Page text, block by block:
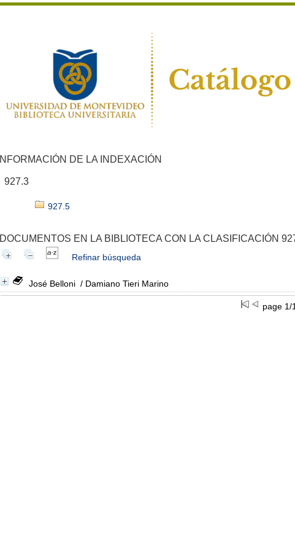
INFORMACIÓN DE LA INDEXACIÓN
927.3
927.5
DOCUMENTOS EN LA BIBLIOTECA CON LA CLASIFICACIÓN
Refinar búsqueda
José Belloni / Damiano Tieri Marino
page